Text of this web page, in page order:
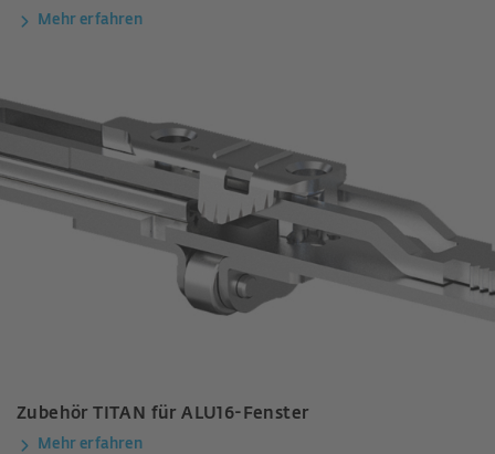
Mehr erfahren
Zubehör TITAN für ALU16-Fenster
Mehr erfahren